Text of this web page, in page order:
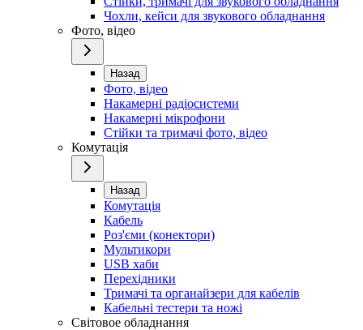
Чохли, кейси для звукового обладнання
Фото, відео
Назад
Фото, відео
Накамерні радіосистеми
Накамерні мікрофони
Стійки та тримачі фото, відео
Комутація
Назад
Комутація
Кабель
Роз'єми (конектори)
Мультикори
USB хаби
Перехідники
Тримачі та органайзери для кабелів
Кабельні тестери та ножі
Світовое обладнання